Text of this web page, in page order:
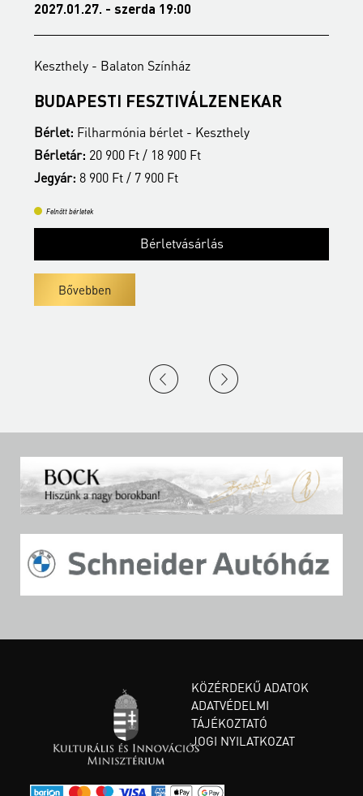
2027.01.27. - szerda 19:00
Keszthely - Balaton Színház
BUDAPESTI FESZTIVÁLZENEKAR
Bérlet: Filharmónia bérlet - Keszthely
Bérletár: 20 900 Ft / 18 900 Ft
Jegyár: 8 900 Ft / 7 900 Ft
Felnőtt bérletek
Bérletvásárlás
Bővebben
KÖZÉRDEKŰ ADATOK
ADATVÉDELMI
TÁJÉKOZTATÓ
JOGI NYILATKOZAT